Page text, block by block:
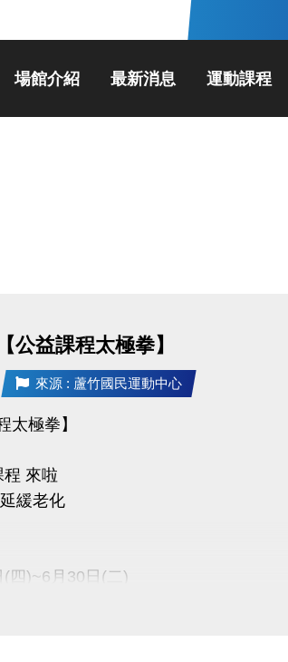
場館介紹 最新消息 運動課程
公益課程太極拳】
來源 : 蘆竹國民運動中心
太極拳】
來啦
緩老化
四)~6月30日(二)